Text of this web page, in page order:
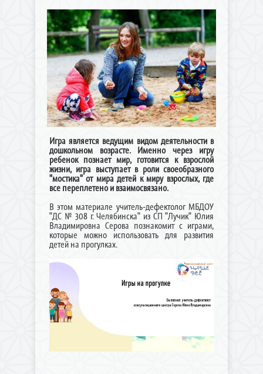
Игра является ведущим видом деятельности в
дошкольном возрасте. Именно через игру
ребенок познает мир, готовится к взрослой
жизни, игра выступает в роли своеобразного
"мостика" от мира детей к миру взрослых, где
все переплетено и взаимосвязано.
В этом материале учитель-дефектолог МБДОУ
"ДС № 308 г. Челябинска" из СП "Лучик" Юлия
Владимировна Серова познакомит с играми,
которые можно использовать для развития
детей на прогулках.